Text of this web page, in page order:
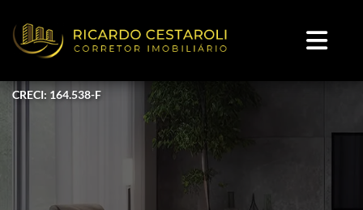
CRECI: 164.538-F